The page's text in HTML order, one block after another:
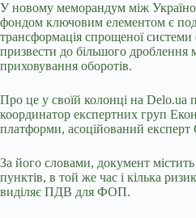
У новому меморандум між
фондом ключовим елементом є
трансформація спрощеної
призвести до більшого дроблення
приховування оборотів.
Про це у своїй колонці на Delo.ua
координатор експертних груп
платформи, асоційований експерт
За його словами, документ
пунктів, в той же час і кілька
виділяє ПДВ для ФОП.